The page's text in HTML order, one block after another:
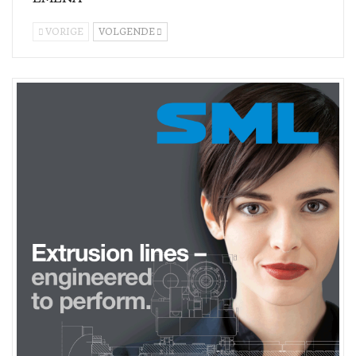
potensiaal ten volle te ontsluit, is die ontwikkeling van
Paolo Cescutti, hoofverkrygingsbeampte, AMB
VORIGE VOLGENDE